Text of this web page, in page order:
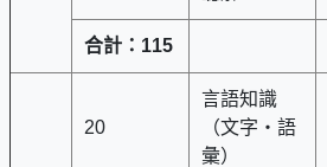
合計： 115
20
言語知識
（文字・語
彙）